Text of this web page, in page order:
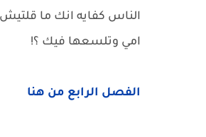
الناس كفايه انك ما
امي وتلسعها فيك ؟!
الفصل الرابع من هنا